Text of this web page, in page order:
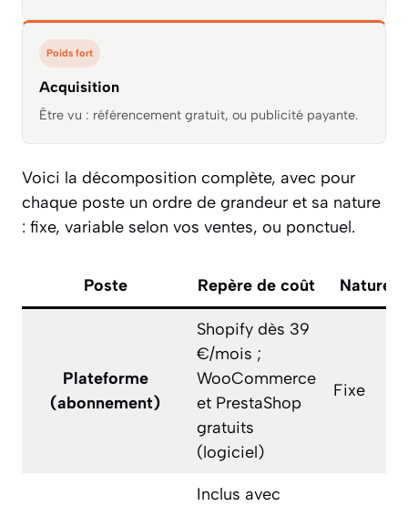
Poids fort
Acquisition
Être vu : référencement gratuit, ou publicité payante.
Voici la décomposition complète, avec pour
chaque poste un ordre de grandeur et sa nature
: fixe, variable selon vos ventes, ou ponctuel.
Poste Repère de coût Nature
Plateforme
(abonnement)
Shopify dès 39
€/mois ;
WooCommerce
et PrestaShop
gratuits
(logiciel)
Fixe
Inclus avec